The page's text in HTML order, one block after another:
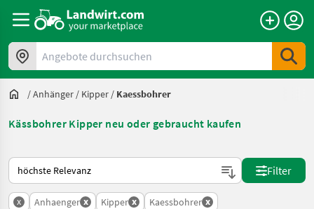
Angebote durchsuchen
/Anhänger / Kipper / Kaessbohrer
Kässbohrer Kipper neu oder gebraucht kaufen
So wird auf Landwirt.com sortiert
Filter
x Anhaenger x Kipper x Kaessbohrer x